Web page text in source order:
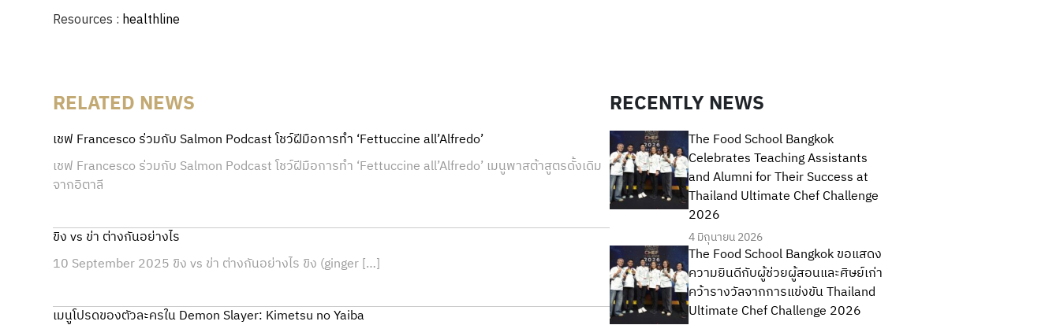
Resources : healthline
RELATED NEWS
เชฟ Francesco ร่วมกับ Salmon Podcast โชว์ฝีมือการทำ ‘Fettuccine all’Alfredo’
เชฟ Francesco ร่วมกับ Salmon Podcast โชว์ฝีมือการทำ ‘Fettuccine all’Alfredo’ เมนูพาสต้าสูตรดั้งเดิม
จากอิตาลี
ขิง vs ข่า ต่างกันอย่างไร
10 September 2025 ขิง vs ข่า ต่างกันอย่างไร ขิง (ginger […]
เมนูโปรดของตัวละครใน Demon Slayer: Kimetsu no Yaiba
RECENTLY NEWS
The Food School Bangkok
Celebrates Teaching Assistants
and Alumni for Their Success at
Thailand Ultimate Chef Challenge
2026
4 มิถุนายน 2026
The Food School Bangkok ขอแสดง
ความยินดีกับผู้ช่วยผู้สอนและศิษย์เก่า
คว้ารางวัลจากการแข่งขัน Thailand
Ultimate Chef Challenge 2026